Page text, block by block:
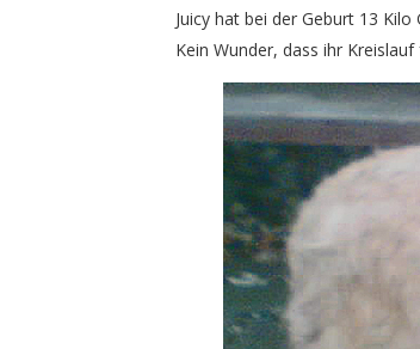
Juicy hat bei der Geburt 13
Kein Wunder, dass ihr